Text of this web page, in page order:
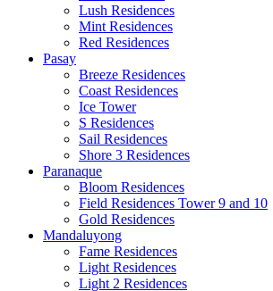
Lush Residences
Mint Residences
Red Residences
Pasay
Breeze Residences
Coast Residences
Ice Tower
S Residences
Sail Residences
Shore 3 Residences
Paranaque
Bloom Residences
Field Residences Tower 9 and 10
Gold Residences
Mandaluyong
Fame Residences
Light Residences
Light 2 Residences